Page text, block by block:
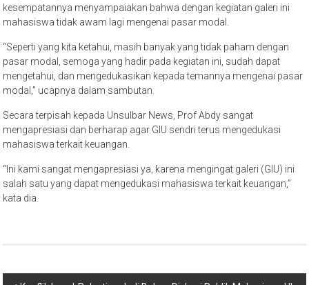
kesempatannya menyampaiakan bahwa dengan kegiatan galeri ini
mahasiswa tidak awam lagi mengenai pasar modal.
“Seperti yang kita ketahui, masih banyak yang tidak paham dengan
pasar modal, semoga yang hadir pada kegiatan ini, sudah dapat
mengetahui, dan mengedukasikan kepada temannya mengenai pasar
modal,” ucapnya dalam sambutan.
Secara terpisah kepada Unsulbar News, Prof Abdy sangat
mengapresiasi dan berharap agar GIU sendri terus mengedukasi
mahasiswa terkait keuangan.
“Ini kami sangat mengapresiasi ya, karena mengingat galeri (GIU) ini
salah satu yang dapat mengedukasi mahasiswa terkait keuangan,”
kata dia.